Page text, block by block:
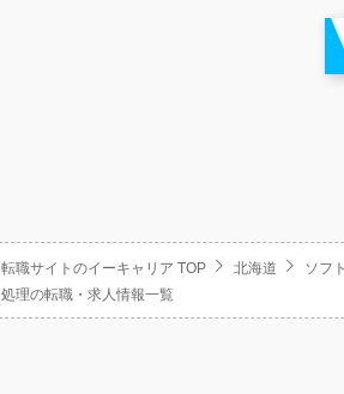
転職サイトのイーキャリア TOP 北海道
ソフ
処理の転職・求人情報一覧